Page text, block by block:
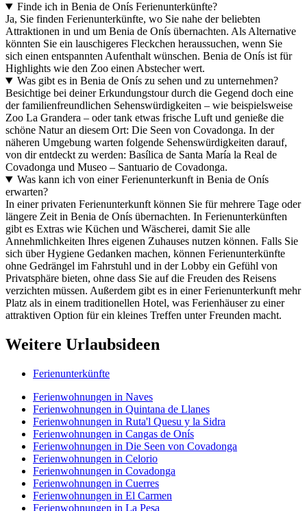
Finde ich in Benia de Onís Ferienunterkünfte?
Ja, Sie finden Ferienunterkünfte, wo Sie nahe der beliebten
Attraktionen in und um Benia de Onís übernachten. Als Alternative
könnten Sie ein lauschigeres Fleckchen heraussuchen, wenn Sie
sich einen entspannten Aufenthalt wünschen. Benia de Onís ist für
Highlights wie den Zoo einen Abstecher wert.
Was gibt es in Benia de Onís zu sehen und zu unternehmen?
Besichtige bei deiner Erkundungstour durch die Gegend doch eine
der familienfreundlichen Sehenswürdigkeiten – wie beispielsweise
Zoo La Grandera – oder tank etwas frische Luft und genieße die
schöne Natur an diesem Ort: Die Seen von Covadonga. In der
näheren Umgebung warten folgende Sehenswürdigkeiten darauf,
von dir entdeckt zu werden: Basílica de Santa María la Real de
Covadonga und Museo – Santuario de Covadonga.
Was kann ich von einer Ferienunterkunft in Benia de Onís
erwarten?
In einer privaten Ferienunterkunft können Sie für mehrere Tage oder
längere Zeit in Benia de Onís übernachten. In Ferienunterkünften
gibt es Extras wie Küchen und Wäscherei, damit Sie alle
Annehmlichkeiten Ihres eigenen Zuhauses nutzen können. Falls Sie
sich über Hygiene Gedanken machen, können Ferienunterkünfte
ohne Gedrängel im Fahrstuhl und in der Lobby ein Gefühl von
Privatsphäre bieten, ohne dass Sie auf die Freuden des Reisens
verzichten müssen. Außerdem gibt es in einer Ferienunterkunft mehr
Platz als in einem traditionellen Hotel, was Ferienhäuser zu einer
attraktiven Option für ein kleines Treffen unter Freunden macht.
Weitere Urlaubsideen
Ferienunterkünfte
Ferienwohnungen in Naves
Ferienwohnungen in Quintana de Llanes
Ferienwohnungen in Ruta'l Quesu y la Sidra
Ferienwohnungen in Cangas de Onís
Ferienwohnungen in Die Seen von Covadonga
Ferienwohnungen in Celorio
Ferienwohnungen in Covadonga
Ferienwohnungen in Cuerres
Ferienwohnungen in El Carmen
Ferienwohnungen in La Pesa